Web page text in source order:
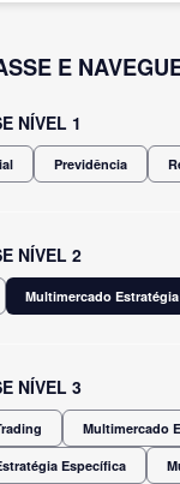
E
NÍVEL 1
Previdência
NÍVEL 2
Multimercado Estratégia
NÍVEL 3
Multimercado
Específica